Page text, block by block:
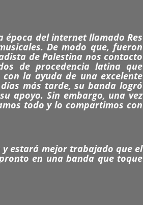
época del internet llamado Res
De modo que, fueron
de Palestina nos contacto
de procedencia latina que
la ayuda de una excelente
más tarde, su banda logró
apoyo. Sin embargo, una vez
todo y lo compartimos con
y estará mejor trabajado que el
en una banda que toque